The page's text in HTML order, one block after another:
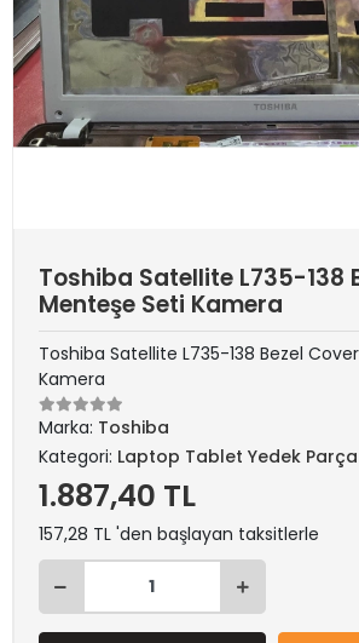
Toshiba Satellite L735-138
Menteşe Seti Kamera
Toshiba Satellite L735-138 Bezel
Kamera
Marka: Toshiba
Kategori: Laptop Tablet Yedek Parça
1.887,40 TL
157,28 TL 'den başlayan taksitlerle